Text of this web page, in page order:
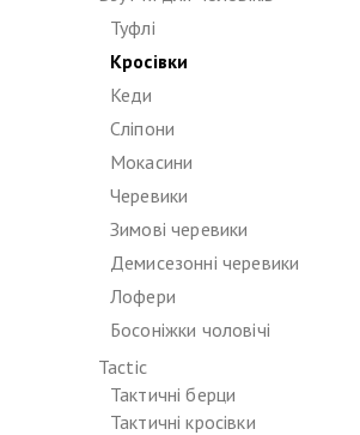
Туфлі
Кросівки
Кеди
Сліпони
Мокасини
Черевики
Зимові черевики
Демисезонні черевики
Лофери
Босоніжки чоловічі
Tactic
Тактичні берци
Тактичні кросівки